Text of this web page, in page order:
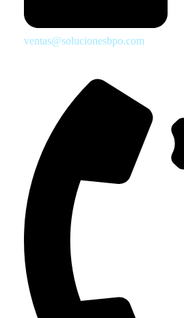
ventas@solucionesbpo.com